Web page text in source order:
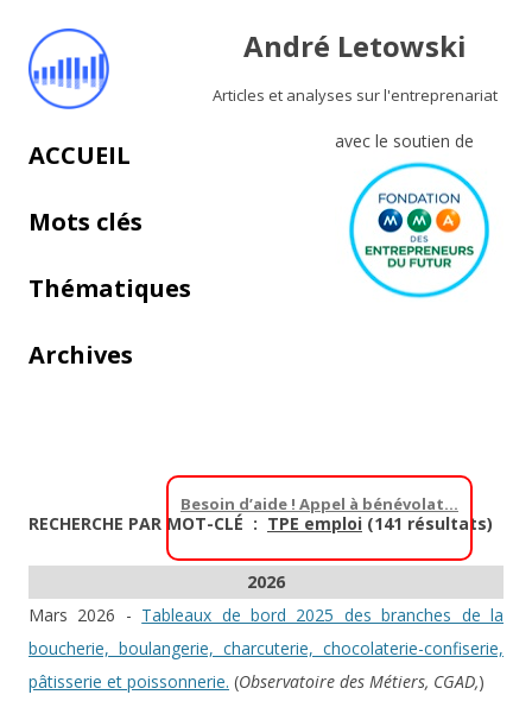
André Letowski
Articles et analyses sur l'entreprenariat
avec le soutien de
Aller au contenu principal
ACCUEIL
Mots clés
Thématiques
Archives
RECHERCHE PAR MOT-CLÉ : TPE emploi (141 résultats)
2026
Mars 2026 - Tableaux de bord 2025 des branches de la
boucherie, boulangerie, charcuterie, chocolaterie-confiserie,
pâtisserie et poissonnerie. (Observatoire des Métiers, CGAD,)
Besoin d’aide ! Appel à bénévolat…